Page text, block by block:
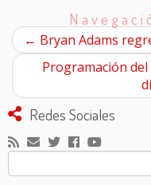
← Bryan Adams
Programación
Redes Sociales
Buscar: